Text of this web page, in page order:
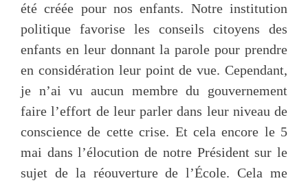
été créée pour nos enfants. Notre institution
politique favorise les conseils citoyens des
enfants en leur donnant la parole pour prendre
en considération leur point de vue. Cependant,
je n’ai vu aucun membre du gouvernement
faire l’effort de leur parler dans leur niveau de
conscience de cette crise. Et cela encore le 5
mai dans l’élocution de notre Président sur le
sujet de la réouverture de l’École. Cela me